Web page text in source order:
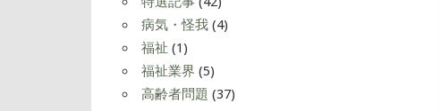
病気・怪我(4)
福祉 (1)
福祉業界 (5)
高齢者問題 (37)